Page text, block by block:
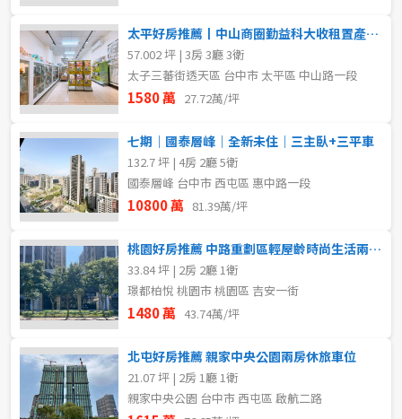
太平好房推薦丨中山商圈勤益科大收租置產優質店住
57.002 坪 | 3房 3廳 3衛
太子三蕃街透天區 台中市 太平區 中山路一段
1580 萬 27.72萬/坪
七期｜國泰層峰｜全新未住｜三主臥+三平車
132.7 坪 | 4房 2廳 5衛
國泰層峰 台中市 西屯區 惠中路一段
10800 萬 81.39萬/坪
桃園好房推薦 中路重劃區輕屋齡時尚生活兩房平車
33.84 坪 | 2房 2廳 1衛
璟都柏悅 桃園市 桃園區 吉安一街
1480 萬 43.74萬/坪
北屯好房推薦 親家中央公園兩房休旅車位
21.07 坪 | 2房 1廳 1衛
親家中央公園 台中市 西屯區 啟航二路